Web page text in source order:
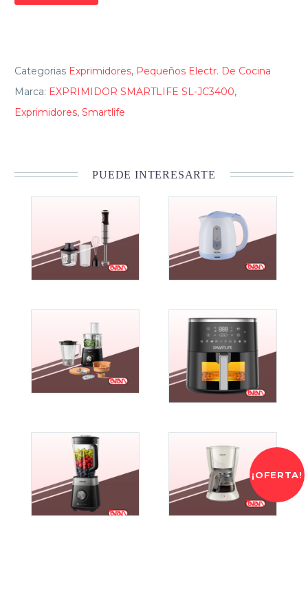
Categorias Exprimidores, Pequeños Electr. De Cocina
Marca: EXPRIMIDOR SMARTLIFE SL-JC3400,
Exprimidores, Smartlife
PUEDE INTERESARTE
¡OFERTA!